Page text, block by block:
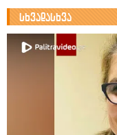
სხვადასხვა